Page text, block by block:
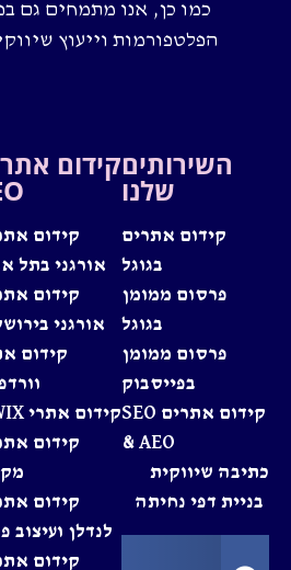
הפלטפורמות וייעוץ
השירותים
שלנו
קידום אתרים
בגוגל
פרסום ממומן
בגוגל
פרסום ממומן
בפייסבוק
קידום אתרים SEO
& AEO
כתיבה שיווקית
בניית דפי נחיתה
קידום
קידום
אורגני בתל
קידום
אורגני
קידום
קידום אתרי WIX
קידום
קידום
לנדלן ועיצוב
קידום